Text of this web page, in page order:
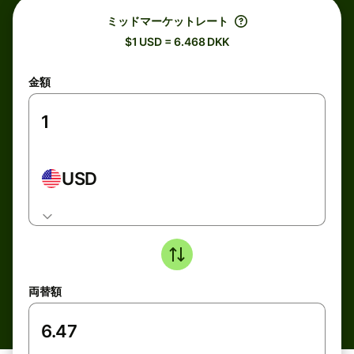
ミッドマーケットレート
$1 USD = 6.468 DKK
金額
USD
両替額